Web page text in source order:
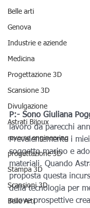
Belle arti
Genova
Industrie e aziende
Medicina
Progettazione 3D
Scansione 3D
Divulgazione
Astrati Bijoux
reverse engineering
progettazione 3D
Stampa 3D
Scansioni 3D
Belle Arti
P:- Sono Giuliana
lavoro da parecchi
Prevalentemente i
soggetto marino e
materiali. Quando
proposta questa
della tecnologia per
nuove prospettive